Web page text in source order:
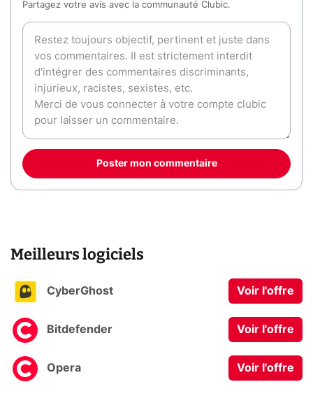
Partagez votre avis avec la communauté Clubic.
Poster mon commentaire
Meilleurs logiciels
CyberGhost Voir l'offre
Bitdefender Voir l'offre
Opera Voir l'offre